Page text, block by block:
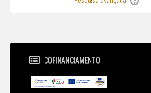
COFINANCIAMENTO